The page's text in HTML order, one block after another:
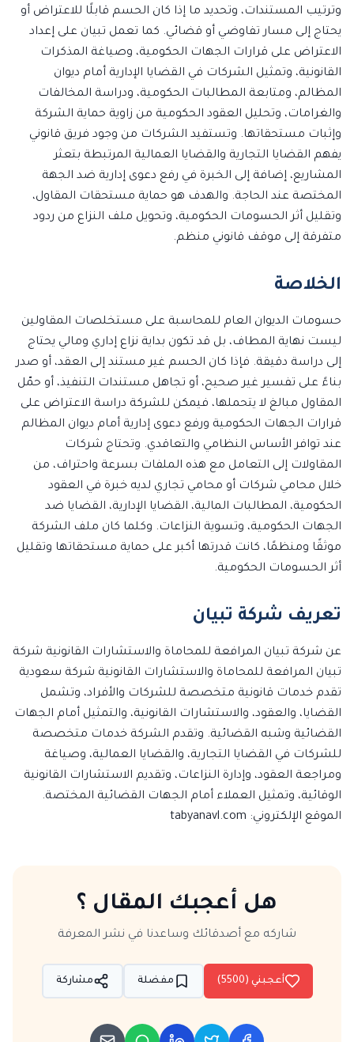
وترتيب المستندات، وتحديد ما إذا كان الحسم قابلًا للاعتراض أو
يحتاج إلى مسار تفاوضي أو قضائي. كما تعمل تبيان على إعداد
الاعتراض على قرارات الجهات الحكومية، وصياغة المذكرات
القانونية، وتمثيل الشركات في القضايا الإدارية أمام ديوان
المظالم، ومتابعة المطالبات الحكومية، ودراسة المخالفات
والغرامات، وتحليل العقود الحكومية من زاوية حماية الشركة
وإثبات مستحقاتها. وتستفيد الشركات من وجود فريق قانوني
يفهم القضايا التجارية والقضايا العمالية المرتبطة بتعثر
المشاريع، إضافة إلى الخبرة في رفع دعوى إدارية ضد الجهة
المختصة عند الحاجة. والهدف هو حماية مستحقات المقاول،
وتقليل أثر الحسومات الحكومية، وتحويل ملف النزاع من ردود
متفرقة إلى موقف قانوني منظم.
الخلاصة
حسومات الديوان العام للمحاسبة على مستخلصات المقاولين
ليست نهاية المطاف، بل قد تكون بداية نزاع إداري ومالي يحتاج
إلى دراسة دقيقة. فإذا كان الحسم غير مستند إلى العقد، أو صدر
بناءً على تفسير غير صحيح، أو تجاهل مستندات التنفيذ، أو حمّل
المقاول مبالغ لا يتحملها، فيمكن للشركة دراسة الاعتراض على
قرارات الجهات الحكومية ورفع دعوى إدارية أمام ديوان المظالم
عند توافر الأساس النظامي والتعاقدي. وتحتاج شركات
المقاولات إلى التعامل مع هذه الملفات بسرعة واحتراف، من
خلال محامي شركات أو محامي تجاري لديه خبرة في العقود
الحكومية، المطالبات المالية، القضايا الإدارية، القضايا ضد
الجهات الحكومية، وتسوية النزاعات. وكلما كان ملف الشركة
موثقًا ومنظمًا، كانت قدرتها أكبر على حماية مستحقاتها وتقليل
أثر الحسومات الحكومية.
تعريف شركة تبيان
عن شركة تبيان المرافعة للمحاماة والاستشارات القانونية شركة
تبيان المرافعة للمحاماة والاستشارات القانونية شركة سعودية
تقدم خدمات قانونية متخصصة للشركات والأفراد، وتشمل
القضايا، والعقود، والاستشارات القانونية، والتمثيل أمام الجهات
القضائية وشبه القضائية. وتقدم الشركة خدمات متخصصة
للشركات في القضايا التجارية، والقضايا العمالية، وصياغة
ومراجعة العقود، وإدارة النزاعات، وتقديم الاستشارات القانونية
الوقائية، وتمثيل العملاء أمام الجهات القضائية المختصة.
الموقع الإلكتروني: tabyanavl.com
هل أعجبك المقال ؟
شاركه مع أصدقائك وساعدنا في نشر المعرفة
أعجبني (5500
) مفضلة مشاركة